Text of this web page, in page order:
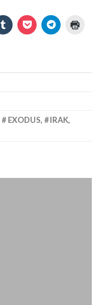
EXODUS, IRAK,